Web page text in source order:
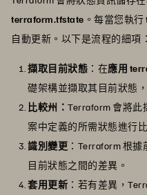
terraform.tfstate 。每當您執
自動更新。以下是流程的細項：
擷取目前狀態 ：在應用
礎架構並擷取其目前狀態
比較州： Terraform 會將此
案中定義的所需狀態進行比
識別變更 ：Terraform 根
目前狀態之間的差異。
套用更新 ：若有差異，